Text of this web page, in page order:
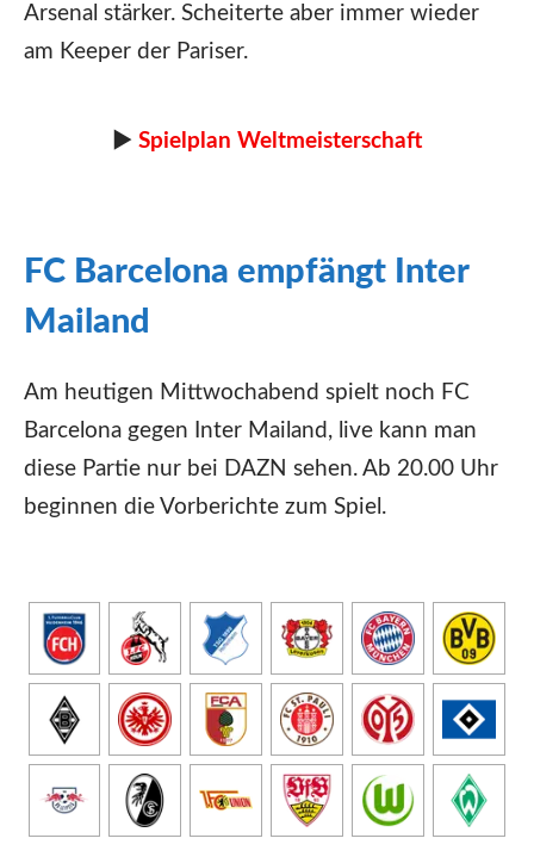
Arsenal stärker. Scheiterte aber immer wieder
am Keeper der Pariser.
► Spielplan Weltmeisterschaft
FC Barcelona empfängt Inter
Mailand
Am heutigen Mittwochabend spielt noch FC
Barcelona gegen Inter Mailand, live kann man
diese Partie nur bei DAZN sehen. Ab 20.00 Uhr
beginnen die Vorberichte zum Spiel.